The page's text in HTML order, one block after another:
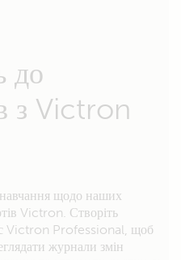
до
з Victron
щодо наших
Victron. Створіть
Victron Professional, щоб
журнали змін